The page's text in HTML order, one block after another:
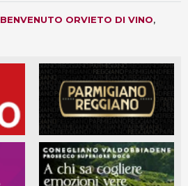
BENVENUTO ORVIETO DI VINO,